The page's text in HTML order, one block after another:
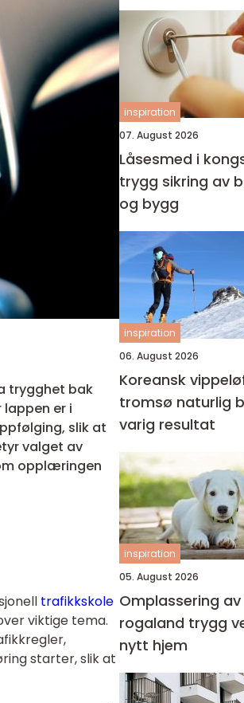
trygghet bak
er i
slik at
valget av
opplæringen
trafikkskole
viktige tema.
starter, slik at
inspiration
07. August 2026
Låsesmed i
trygg sikring av
og bygg
inspiration
06. August 2026
Koreansk
tromsø naturlig bøy,
varig resultat
inspiration
05. August 2026
Omplassering av
rogaland trygg vei til
nytt hjem